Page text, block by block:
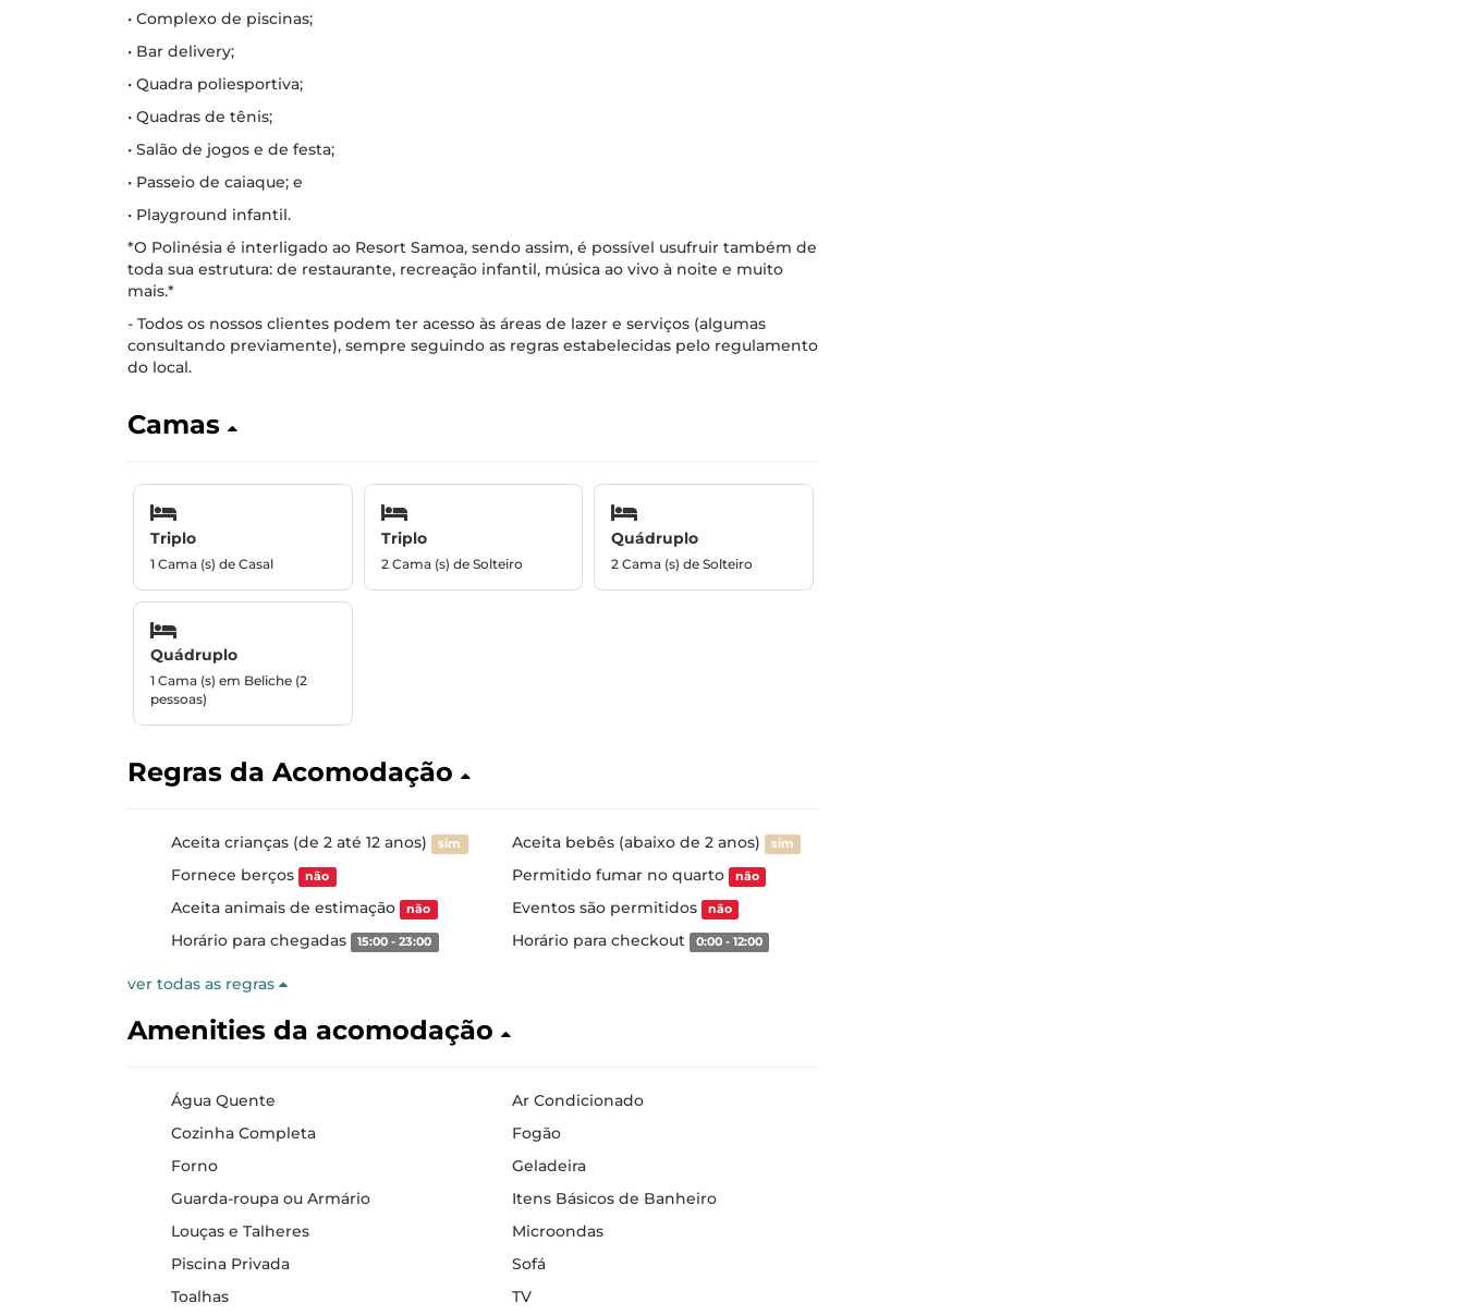
• Complexo de piscinas;
• Bar delivery;
• Quadra poliesportiva;
• Quadras de tênis;
• Salão de jogos e de festa;
• Passeio de caiaque; e
• Playground infantil.
*O Polinésia é interligado ao Resort Samoa, sendo assim, é possível usufruir também de
toda sua estrutura: de restaurante, recreação infantil, música ao vivo à noite e muito
mais.*
- Todos os nossos clientes podem ter acesso às áreas de lazer e serviços (algumas
consultando previamente), sempre seguindo as regras estabelecidas pelo regulamento
do local.
Camas
Triplo
1 Cama (s) de Casal
Triplo
2 Cama (s) de Solteiro
Quádruplo
2 Cama (s) de Solteiro
Quádruplo
1 Cama (s) em Beliche (2
pessoas)
Regras da Acomodação
Aceita crianças (de 2 até 12 anos) sim Aceita bebês (abaixo de 2 anos) sim
Fornece berços não Permitido fumar no quarto não
Aceita animais de estimação não Eventos são permitidos não
Horário para chegadas 15:00 - 23:00 Horário para checkout 0:00 - 12:00
ver todas as regras
Amenities da acomodação
Água Quente
Ar Condicionado
Cozinha Completa
Fogão
Forno
Geladeira
Guarda-roupa ou Armário
Itens Básicos de Banheiro
Louças e Talheres
Microondas
Piscina Privada
Sofá
Toalhas
TV